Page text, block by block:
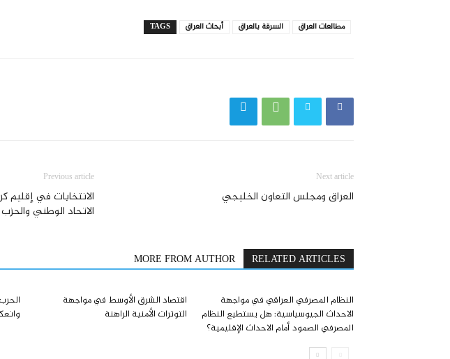
TAGS أبحاث العراق السرقة بالعراق مطالعات العراق
Previous article
الانتخابات في
الاتحاد الوطني
Next article
العراق ومجلس التعاون الخليجي
RELATED ARTICLES
MORE FROM AUTHOR
اقتصاد الشرق الأوسط في مواجهة
التوترات الأمنية الراهنة
النظام المصرفي العراقي في مواجهة
الاحداث الجيوسياسية: هل يستطيع النظام
المصرفي الصمود أمام الاحداث الإقليمية؟